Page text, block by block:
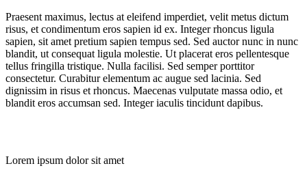
Praesent maximus, lectus at eleifend imperdiet, velit metus dictum
risus, et condimentum eros sapien id ex. Integer rhoncus ligula
sapien, sit amet pretium sapien tempus sed. Sed auctor nunc in nunc
blandit, ut consequat ligula molestie. Ut placerat eros pellentesque
tellus fringilla tristique. Nulla facilisi. Sed semper porttitor
consectetur. Curabitur elementum ac augue sed lacinia. Sed
dignissim in risus et rhoncus. Maecenas vulputate massa odio, et
blandit eros accumsan sed. Integer iaculis tincidunt dapibus.
Lorem ipsum dolor sit amet